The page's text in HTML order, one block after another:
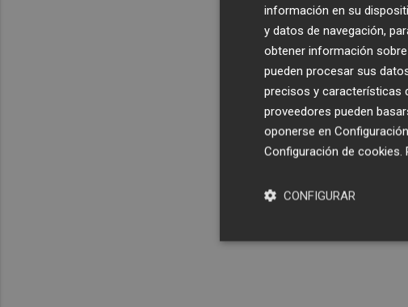
información en su
y datos de navegación,
obtener información
pueden procesar sus
precisos y características
proveedores pueden
oponerse en
Configuración de cookies.
CONFIGURAR